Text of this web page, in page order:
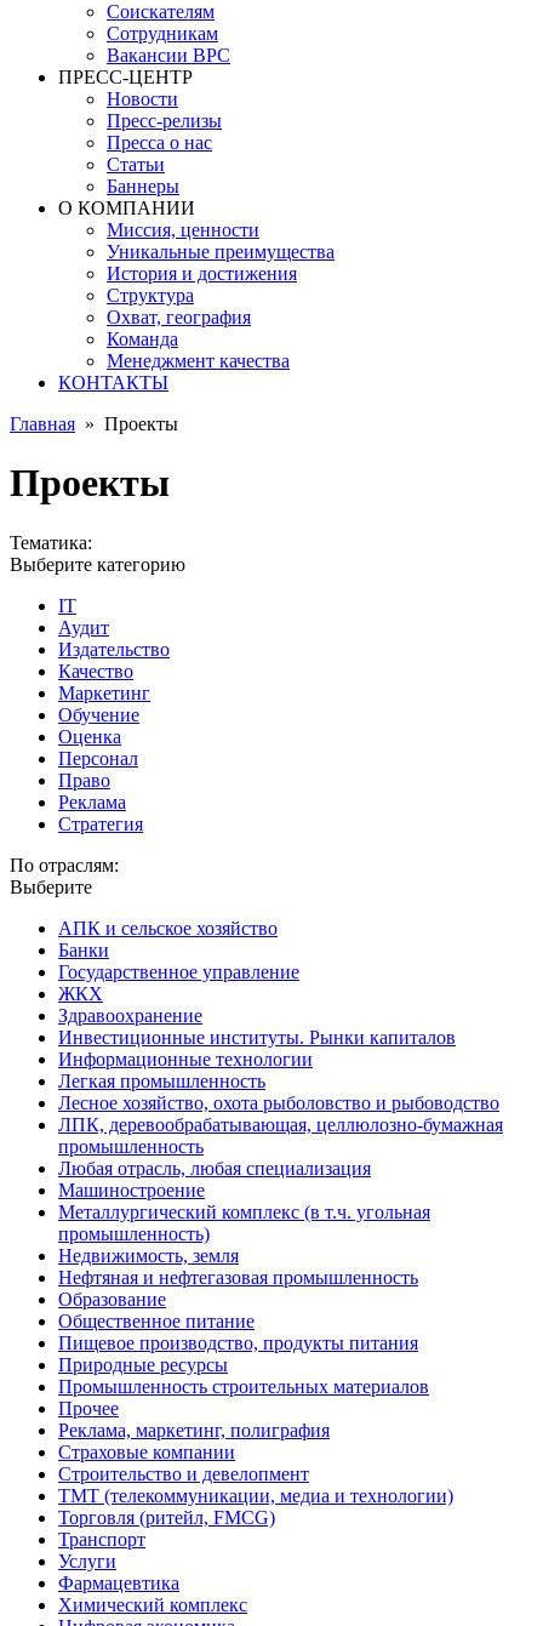
Соискателям
Сотрудникам
Вакансии BPC
ПРЕСС-ЦЕНТР
Новости
Пресс-релизы
Пресса о нас
Статьи
Баннеры
О КОМПАНИИ
Миссия, ценности
Уникальные преимущества
История и достижения
Структура
Охват, география
Команда
Менеджмент качества
КОНТАКТЫ
Главная » Проекты
Проекты
Тематика:
Выберите категорию
IT
Аудит
Издательство
Качество
Маркетинг
Обучение
Оценка
Персонал
Право
Реклама
Стратегия
По отраслям:
Выберите
АПК и сельское хозяйство
Банки
Государственное управление
ЖКХ
Здравоохранение
Инвестиционные институты. Рынки капиталов
Информационные технологии
Легкая промышленность
Лесное хозяйство, охота рыболовство и рыбоводство
ЛПК, деревообрабатывающая, целлюлозно-бумажная
промышленность
Любая отрасль, любая специализация
Машиностроение
Металлургический комплекс (в т.ч. угольная
промышленность)
Недвижимость, земля
Нефтяная и нефтегазовая промышленность
Образование
Общественное питание
Пищевое производство, продукты питания
Природные ресурсы
Промышленность строительных материалов
Прочее
Реклама, маркетинг, полиграфия
Страховые компании
Строительство и девелопмент
ТМТ (телекоммуникации, медиа и технологии)
Торговля (ритейл, FMCG)
Транспорт
Услуги
Фармацевтика
Химический комплекс